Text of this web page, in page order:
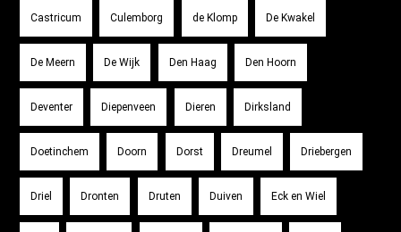
Castricum Culemborg de Klomp De Kwakel
De Meern De Wijk Den Haag Den Hoorn
Deventer Diepenveen Dieren Dirksland
Doetinchem Doorn Dorst Dreumel Driebergen
Driel Dronten Druten Duiven Eck en Wiel